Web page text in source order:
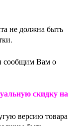
не должна быть
сообщим Вам о
скидку на
версию товара